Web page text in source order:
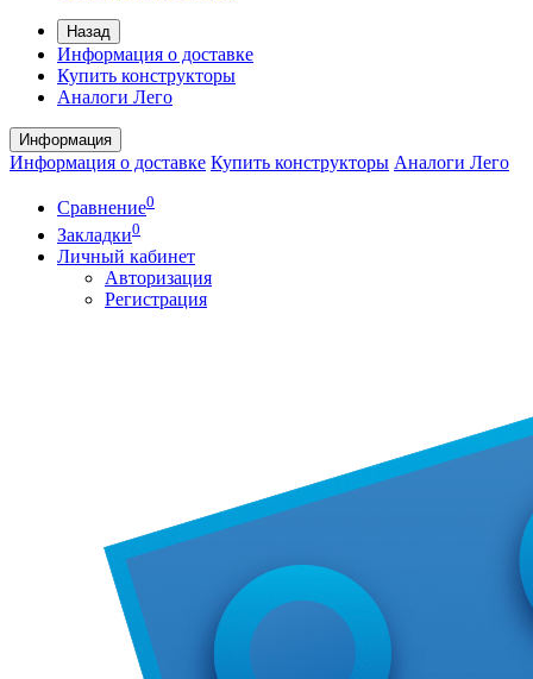
Назад
Информация о доставке
Купить конструкторы
Аналоги Лего
Информация
Информация о доставке Купить конструкторы Аналоги Лего
Сравнение0
Закладки0
Личный кабинет
Авторизация
Регистрация